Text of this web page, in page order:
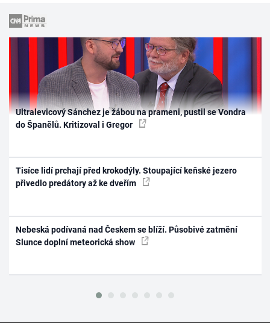
Ultralevicový Sánchez je žábou na prameni, pustil se Vondra
do Španělů. Kritizoval i Gregor
Tisíce lidí prchají před krokodýly. Stoupající keňské jezero
přivedlo predátory až ke dveřím
Nebeská podívaná nad Českem se blíží. Působivé zatmění
Slunce doplní meteorická show